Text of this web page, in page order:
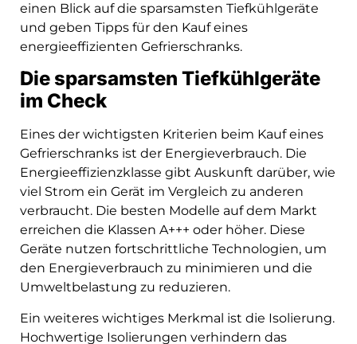
einen Blick auf die sparsamsten Tiefkühlgeräte
und geben Tipps für den Kauf eines
energieeffizienten Gefrierschranks.
Die sparsamsten Tiefkühlgeräte
im Check
Eines der wichtigsten Kriterien beim Kauf eines
Gefrierschranks ist der Energieverbrauch. Die
Energieeffizienzklasse gibt Auskunft darüber, wie
viel Strom ein Gerät im Vergleich zu anderen
verbraucht. Die besten Modelle auf dem Markt
erreichen die Klassen A+++ oder höher. Diese
Geräte nutzen fortschrittliche Technologien, um
den Energieverbrauch zu minimieren und die
Umweltbelastung zu reduzieren.
Ein weiteres wichtiges Merkmal ist die Isolierung.
Hochwertige Isolierungen verhindern das